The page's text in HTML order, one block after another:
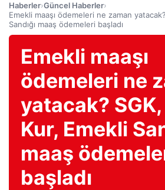
Haberler›Güncel Haberler›
Emekli maaşı ödemeleri ne zaman
Sandığı maaş ödemeleri başladı
Emekli maaşı
ödemeleri ne
yatacak?
Kur, Emekli
maaş
başladı